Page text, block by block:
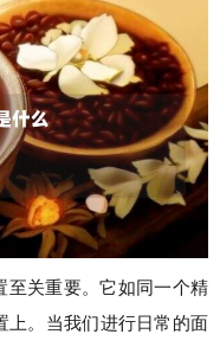
至关重要。它如同一个精
上。当我们进行日常的面